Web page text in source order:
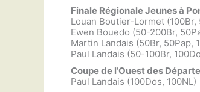
Finale Régionale Jeunes à
Louan Boutier-Lormet
Ewen Bouedo (50-200Br,
Martin Landais (50Br, 50Pap,
Paul Landais (50-100Br,
Coupe de l’Ouest des
Paul Landais (100Dos, 100NL)